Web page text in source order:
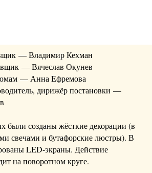
— Владимир Кехман
— Вячеслав Окунев
— Анна Ефремова
дирижёр постановки —
были созданы жёсткие декорации (в
свечами и бутафорские люстры). В
LED-экраны. Действие
на поворотном круге.